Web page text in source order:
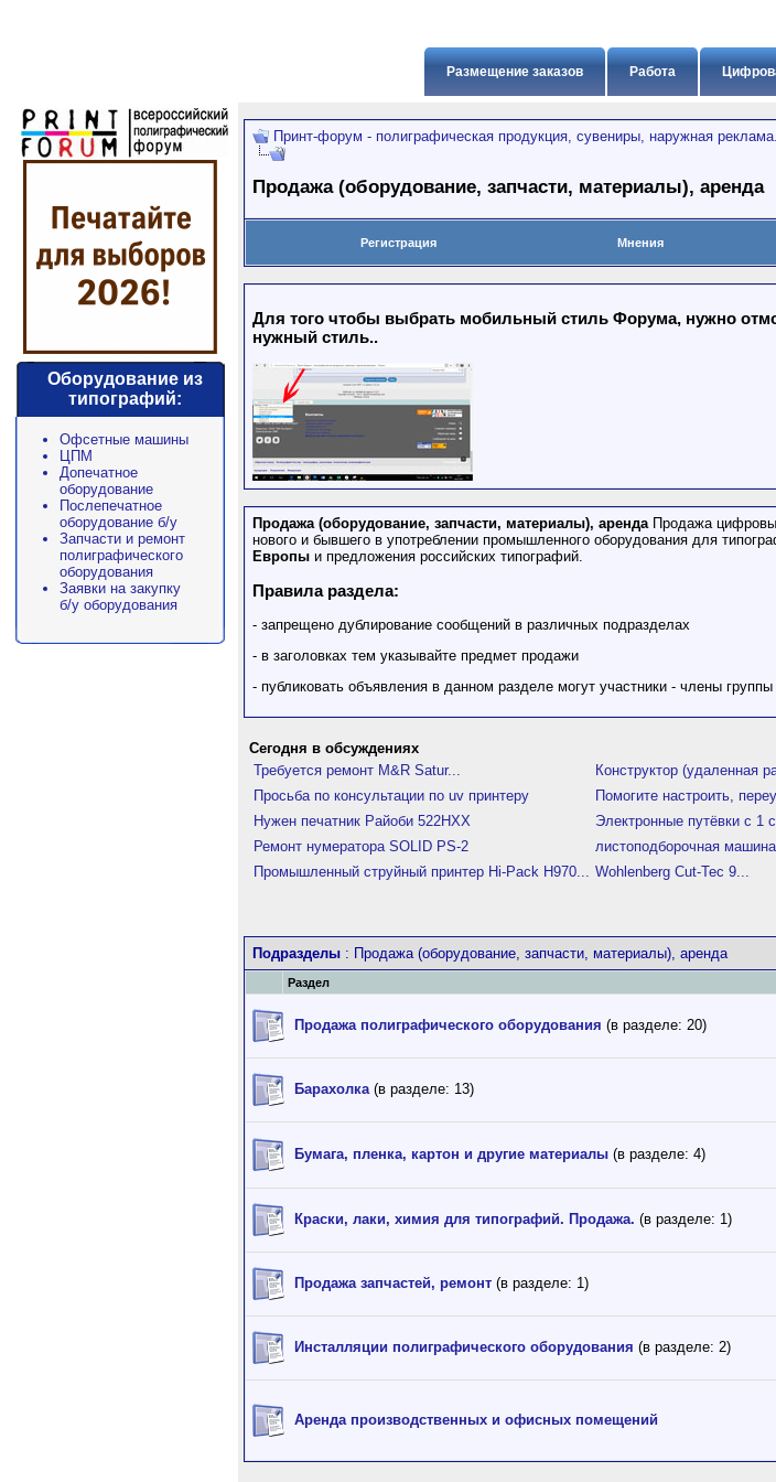
Работа
Размещение заказов
Оборудование из
типографий:
Офсетные машины
ЦПМ
Допечатное
оборудование
Послепечатное
оборудование б/у
Запчасти и ремонт
полиграфического
оборудования
Заявки на закупку
б/у оборудования
Принт-форум - полиграфическая продукция, сувениры, наружная реклама.
Продажа (оборудование, запчасти, материалы), аренда
Регистрация Мнения
Для того чтобы выбрать мобильный стиль Форума, нужно
нужный стиль..
Продажа (оборудование, запчасти, материалы), аренда Продажа
нового и бывшего в употреблении промышленного оборудования для
Европы и предложения российских типографий.
Правила раздела:
- запрещено дублирование сообщений в различных подразделах
- в заголовках тем указывайте предмет продажи
- публиковать объявления в данном разделе могут участники - члены
Сегодня в обсуждениях
Требуется ремонт M&R Satur...
Конструктор (удаленная
Просьба по консультации по uv принтеру
Помогите настроить,
Нужен печатник Райоби 522HXX
Электронные путёвки с 1
Ремонт нумератора SOLID PS-2
листоподборочная
Промышленный струйный принтер Hi-Pack H970... Wohlenberg Cut-Tec 9...
Подразделы : Продажа (оборудование, запчасти, материалы), аренда
Раздел
Продажа полиграфического оборудования (в разделе: 20)
Барахолка (в разделе: 13)
Бумага, пленка, картон и другие материалы (в разделе: 4)
Краски, лаки, химия для типографий. Продажа. (в разделе: 1)
Продажа запчастей, ремонт (в разделе: 1)
Инсталляции полиграфического оборудования (в разделе: 2)
Аренда производственных и офисных помещений